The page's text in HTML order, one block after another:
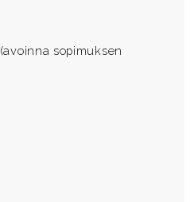
(avoinna sopimuksen